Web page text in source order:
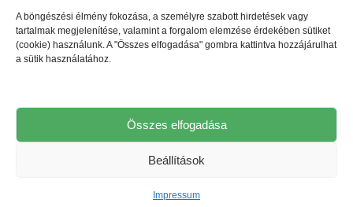
A böngészési élmény fokozása, a személyre szabott hirdetések vagy
tartalmak megjelenítése, valamint a forgalom elemzése érdekében sütiket
(cookie) használunk. A "Összes elfogadása" gombra kattintva hozzájárulhat
a sütik használatához.
Összes elfogadása
Beállítások
Impressum
Kérem a hasznos segítséget